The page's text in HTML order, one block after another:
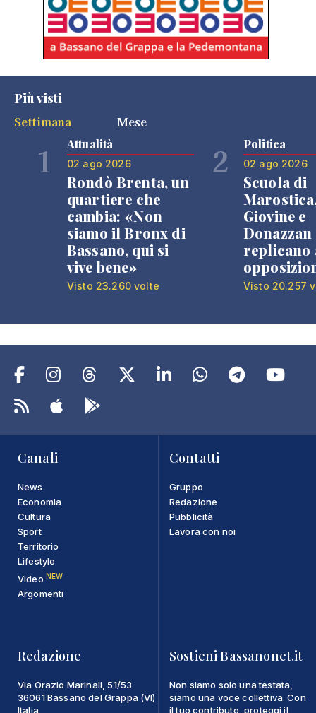
Più visti
Settimana
Mese
1 Attualità
02 ago 2026
Rondò Brenta, un
quartiere che
cambia: «Non
siamo il Bronx di
Bassano, qui si
vive bene»
Visto 23.260 volte
2 Politica
02 ago 2026
Scuola di
Giovine e
Donazzan
replicano
Visto 20.257
Canali
News
Economia
Cultura
Sport
Territorio
Lifestyle
Video NEW
Argomenti
Contatti
Gruppo
Redazione
Pubblicità
Lavora con noi
Redazione
Via Orazio Marinali, 51/53
36061 Bassano del Grappa (VI)
Italia
Sostieni Bassanonet.it
Non siamo solo una testata,
siamo una voce collettiva. Con
il tuo contributo, proteggi il